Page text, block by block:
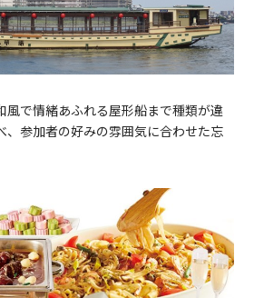
風で情緒あふれる屋形船まで種類が違
、参加者の好みの雰囲気に合わせた忘